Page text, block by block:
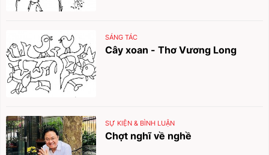
SÁNG TÁC
Cây xoan - Thơ Vương Long
SỰ KIỆN & BÌNH LUẬN
Chợt nghĩ về nghề